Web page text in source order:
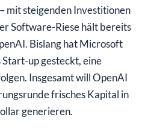
mit steigenden Investitionen
Software-Riese hält bereits
Bislang hat Microsoft
up gesteckt, eine
Insgesamt will OpenAI
frisches Kapital in
generieren.